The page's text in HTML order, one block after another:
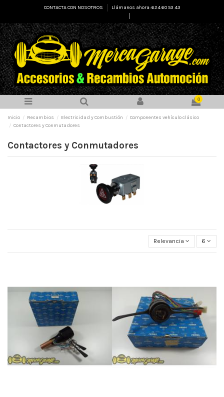
CONTACTA CON NOSOTROS
Llámanos ahora: 624 60 53 43
0
Inicio Recambios Electricidad y Combustión
Componentes vehículo clásico
Contactores y Conmutadores
Contactores y Conmutadores
Relevancia 6